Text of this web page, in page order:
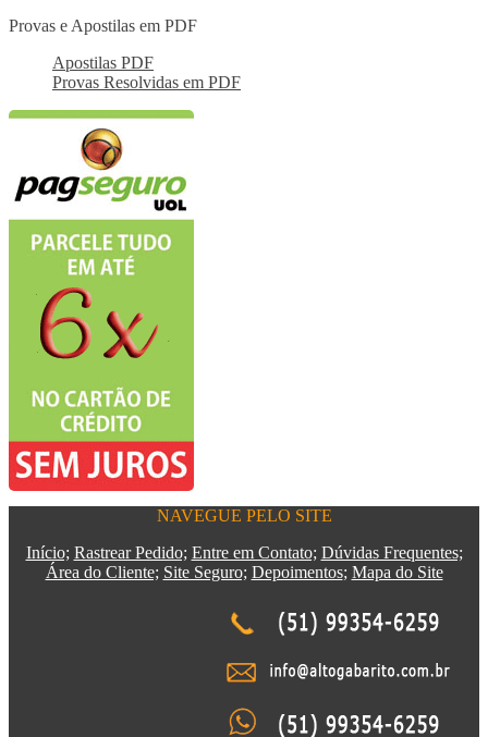
Provas e Apostilas em PDF
Apostilas PDF
Provas Resolvidas em PDF
NAVEGUE PELO SITE
Início; Rastrear Pedido; Entre em Contato; Dúvidas Frequentes;
Área do Cliente; Site Seguro; Depoimentos; Mapa do Site